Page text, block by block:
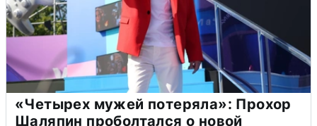
«Четырех мужей потеряла»: Прохор
Шаляпин проболтался о новой